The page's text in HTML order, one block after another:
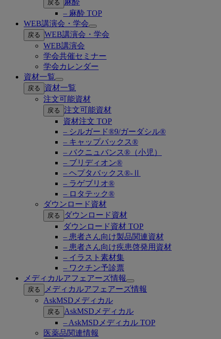
戻る
麻酔
– 麻酔 TOP
WEB講演会・学会
Open
submenu
戻る WEB講演会・学会
WEB講演会
学会共催セミナー
学会カレンダー
資材一覧
Open
submenu
戻る
資材一覧
注文可能資材
戻る 注文可能資材
資材注文 TOP
– シルガード®9/ガーダシル®
– キャップバックス®
– バクニュバンス®（小児）
– ブリディオン®
– ヘプタバックス®-Ⅱ
– ラゲブリオ®
– ロタテック®
ダウンロード資材
戻る
ダウンロード資材
ダウンロード資材 TOP
– 患者さん向け製品関連資材
– 患者さん向け疾患啓発用資材
– イラスト素材集
– ワクチン予診票
メディカルアフェアーズ情報
Open
submenu
戻る
メディカルアフェアーズ情報
AskMSDメディカル
戻る
AskMSDメディカル
– AskMSDメディカル TOP
医薬品関連情報